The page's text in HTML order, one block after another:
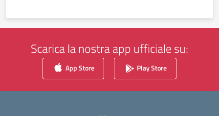
Scarica la nostra app ufficiale su:
App Store Play Store